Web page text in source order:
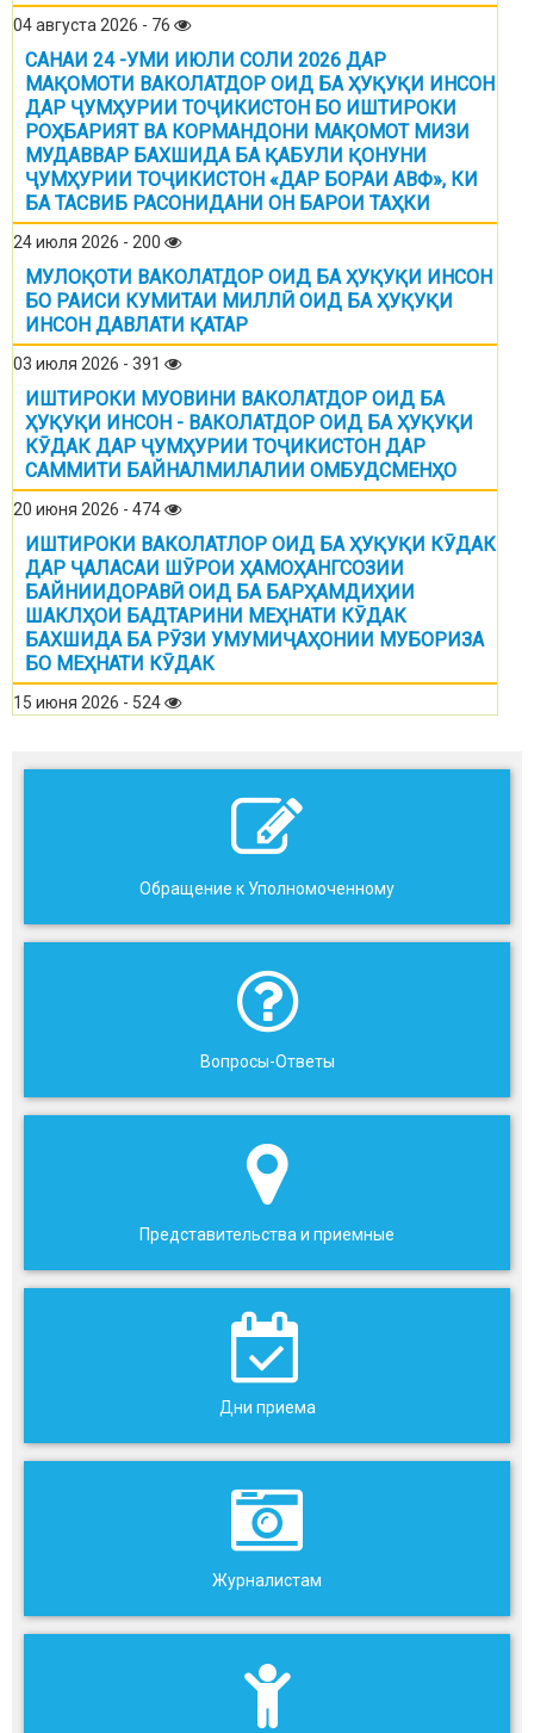
04 августа 2026 - 76
САНАИ 24 -УМИ ИЮЛИ СОЛИ 2026 ДАР
МАҚОМОТИ ВАКОЛАТДОР ОИД БА ҲУҚУҚИ ИНСОН
ДАР ҶУМҲУРИИ ТОҶИКИСТОН БО ИШТИРОКИ
РОҲБАРИЯТ ВА КОРМАНДОНИ МАҚОМОТ МИЗИ
МУДАВВАР БАХШИДА БА ҚАБУЛИ ҚОНУНИ
ҶУМҲУРИИ ТОҶИКИСТОН «ДАР БОРАИ АВФ», КИ
БА ТАСВИБ РАСОНИДАНИ ОН БАРОИ ТАҲКИ
24 июля 2026 - 200
МУЛОҚОТИ ВАКОЛАТДОР ОИД БА ҲУҚУҚИ ИНСОН
БО РАИСИ КУМИТАИ МИЛЛӢ ОИД БА ҲУҚУҚИ
ИНСОН ДАВЛАТИ ҚАТАР
03 июля 2026 - 391
ИШТИРОКИ МУОВИНИ ВАКОЛАТДОР ОИД БА
ҲУҚУҚИ ИНСОН - ВАКОЛАТДОР ОИД БА ҲУҚУҚИ
КӮДАК ДАР ҶУМҲУРИИ ТОҶИКИСТОН ДАР
САММИТИ БАЙНАЛМИЛАЛИИ ОМБУДСМЕНҲО
20 июня 2026 - 474
ИШТИРОКИ ВАКОЛАТЛОР ОИД БА ҲУҚУҚИ КӮДАК
ДАР ҶАЛАСАИ ШӮРОИ ҲАМОҲАНГСОЗИИ
БАЙНИИДОРАВӢ ОИД БА БАРҲАМДИҲИИ
ШАКЛҲОИ БАДТАРИНИ МЕҲНАТИ КӮДАК
БАХШИДА БА РӮЗИ УМУМИҶАҲОНИИ МУБОРИЗА
БО МЕҲНАТИ КӮДАК
15 июня 2026 - 524
Обращение к Уполномоченному
Вопросы-Ответы
Представительства и приемные
Дни приема
Журналистам